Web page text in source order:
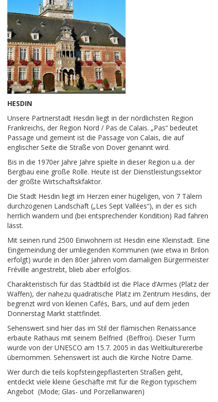
HESDIN
Unsere Partnerstadt Hesdin liegt in der nördlichsten Region
Frankreichs, der Region Nord / Pas de Calais. „Pas“ bedeutet
Passage und gemeint ist die Passage von Calais, die auf
englischer Seite die Straße von Dover genannt wird.
Bis in die 1970er Jahre Jahre spielte in dieser Region u.a. der
Bergbau eine große Rolle. Heute ist der Dienstleistungssektor
der größte Wirtschaftskfaktor.
Die Stadt Hesdin liegt im Herzen einer hügeligen, von 7 Tälern
durchzogenen Landschaft („Les Sept Vallées“), in der es sich
herrlich wandern und (bei entsprechender Kondition) Rad fahren
lässt.
Mit seinen rund 2500 Einwohnern ist Hesdin eine Kleinstadt. Eine
Eingemeindung der umliegenden Kommunen (wie etwa in Brilon
erfolgt) wurde in den 80er Jahren vom damaligen Bürgermeister
Fréville angestrebt, blieb aber erfolglos.
Charakteristisch für das Stadtbild ist die Place d’Armes (Platz der
Waffen), der nahezu quadratische Platz im Zentrum Hesdins, der
begrenzt wird von kleinen Cafés, Bars, und auf dem jeden
Donnerstag Markt stattfindet.
Sehenswert sind hier das im Stil der flämischen Renaissance
erbaute Rathaus mit seinem Belfried (Beffroi). Dieser Turm
wurde von der UNESCO am 15.7. 2005 in das Weltkulturererbe
übernommen. Sehenswert ist auch die Kirche Notre Dame.
Wer durch die teils kopfsteingepflasterten Straßen geht,
entdeckt viele kleine Geschäfte mit für die Region typischem
Angebot (Mode; Glas- und Porzellanwaren)